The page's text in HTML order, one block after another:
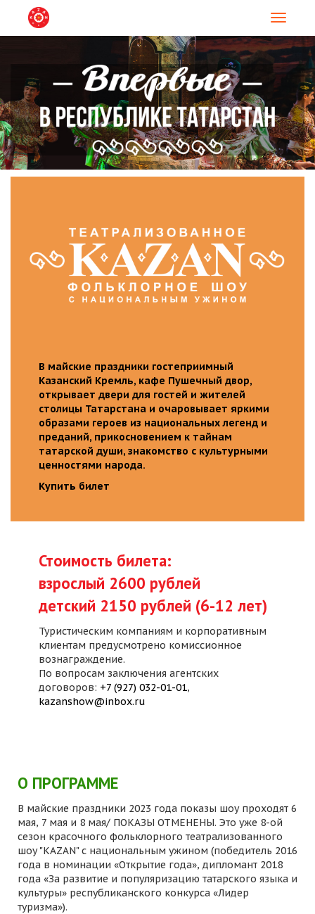
В майские праздники гостеприимный
Казанский Кремль, кафе Пушечный двор,
открывает двери для гостей и жителей
столицы Татарстана и очаровывает яркими
образами героев из национальных легенд и
преданий, прикосновением к тайнам
татарской души, знакомство с культурными
ценностями народа.
Купить билет
Стоимость билета:
взрослый 2600 рублей
детский 2150 рублей (6-12 лет)
Туристическим компаниям и корпоративным
клиентам предусмотрено комиссионное
вознаграждение.
По вопросам заключения агентских
договоров: +7 (927) 032-01-01,
kazanshow@inbox.ru
О ПРОГРАММЕ
В майские праздники 2023 года показы шоу проходят 6
мая, 7 мая и 8 мая/ ПОКАЗЫ ОТМЕНЕНЫ. Это уже 8-ой
сезон красочного фольклорного театрализованного
шоу "KAZAN" с национальным ужином (победитель 2016
года в номинации «Открытие года», дипломант 2018
года «За развитие и популяризацию татарского языка и
культуры» республиканского конкурса «Лидер
туризма»).